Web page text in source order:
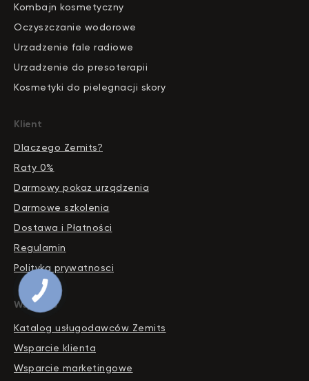
Kombajn kosmetyczny
Oczyszczanie wodorowe
Urzadzenie fale radiowe
Urzadzenie do presoterapii
Kosmetyki do pielegnacji skory
Klient
Dlaczego Zemits?
Raty 0%
Darmowy pokaz urządzenia
Darmowe szkolenia
Dostawa i Płatności
Regulamin
Polityka prywatnosci
Wsparcie
Katalog usługodawców Zemits
Wsparcie klienta
Wsparcie marketingowe